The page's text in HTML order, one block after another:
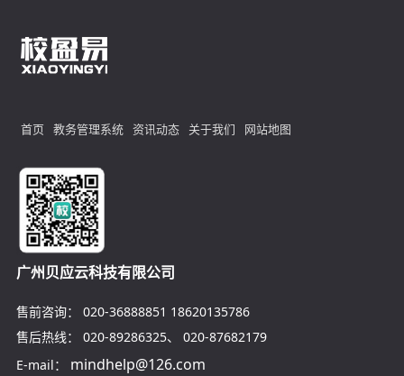
首页 教务管理系统 资讯动态 关于我们 网站地图
广州贝应云科技有限公司
售前咨询： 020-36888851 18620135786
售后热线：
020-89286325、 020-87682179
E-mail：
mindhelp@126.com